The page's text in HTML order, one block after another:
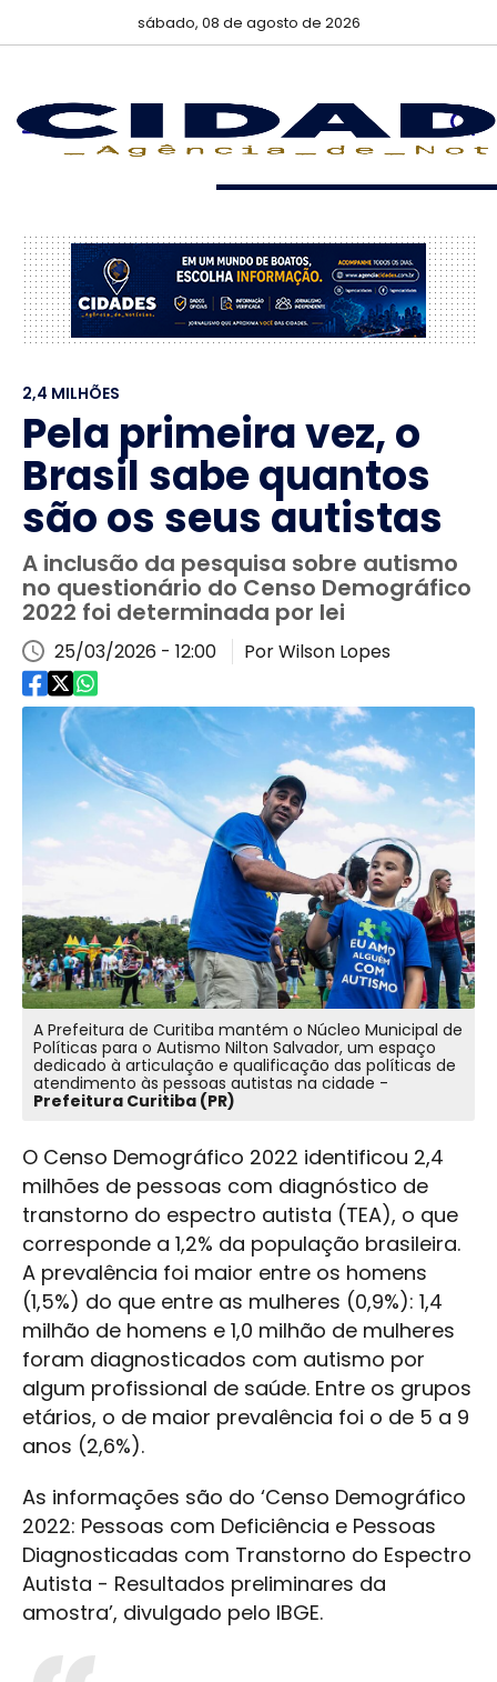
sábado, 08 de agosto de 2026
2,4 MILHÕES
Pela primeira vez, o
Brasil sabe quantos
são os seus autistas
A inclusão da pesquisa sobre autismo
no questionário do Censo Demográfico
2022 foi determinada por lei
25/03/2026 - 12:00 Por Wilson Lopes
A Prefeitura de Curitiba mantém o Núcleo Municipal de
Políticas para o Autismo Nilton Salvador, um espaço
dedicado à articulação e qualificação das políticas de
atendimento às pessoas autistas na cidade -
Prefeitura Curitiba (PR)
O Censo Demográfico 2022 identificou 2,4
milhões de pessoas com diagnóstico de
transtorno do espectro autista (TEA), o que
corresponde a 1,2% da população brasileira.
A prevalência foi maior entre os homens
(1,5%) do que entre as mulheres (0,9%): 1,4
milhão de homens e 1,0 milhão de mulheres
foram diagnosticados com autismo por
algum profissional de saúde. Entre os grupos
etários, o de maior prevalência foi o de 5 a 9
anos (2,6%).
As informações são do ‘Censo Demográfico
2022: Pessoas com Deficiência e Pessoas
Diagnosticadas com Transtorno do Espectro
Autista - Resultados preliminares da
amostra’, divulgado pelo IBGE.